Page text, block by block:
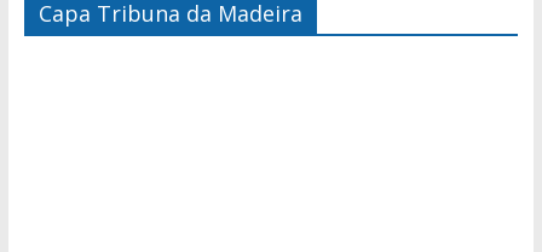
Capa Tribuna da Madeira